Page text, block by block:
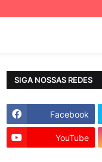
SIGA NOSSAS REDES
Facebook
YouTube